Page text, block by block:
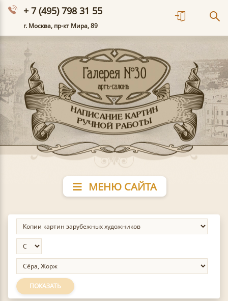
+ 7 (495) 798 31 55
г. Москва, пр-кт Мира, 89
МЕНЮ САЙТА
ПОКАЗАТЬ